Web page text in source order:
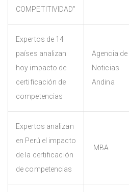
COMPETITIVIDAD”
Expertos de 14
países analizan
hoy impacto de
certificación de
competencias
Agencia de
Noticias
Andina
Expertos analizan
en Perú el impacto
de la certificación
de competencias
MBA